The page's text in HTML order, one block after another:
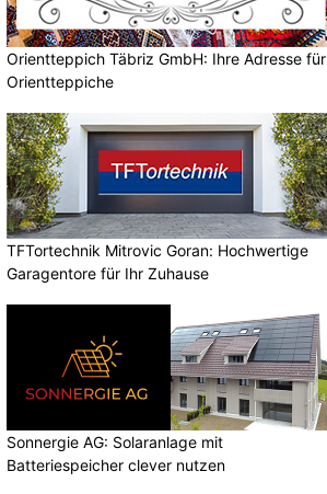
Orientteppich Täbriz GmbH: Ihre Adresse für
Orientteppiche
TFTortechnik Mitrovic Goran: Hochwertige
Garagentore für Ihr Zuhause
Sonnergie AG: Solaranlage mit
Batteriespeicher clever nutzen